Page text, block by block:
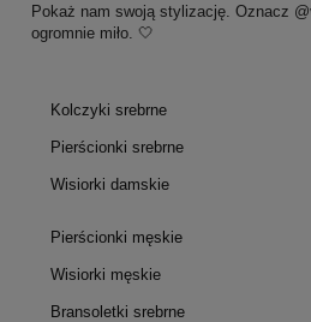
Pokaż nam swoją stylizację. Oznacz
ogromnie miło. 🤍
Kolczyki srebrne
Pierścionki srebrne
Wisiorki damskie
Pierścionki męskie
Wisiorki męskie
Bransoletki srebrne